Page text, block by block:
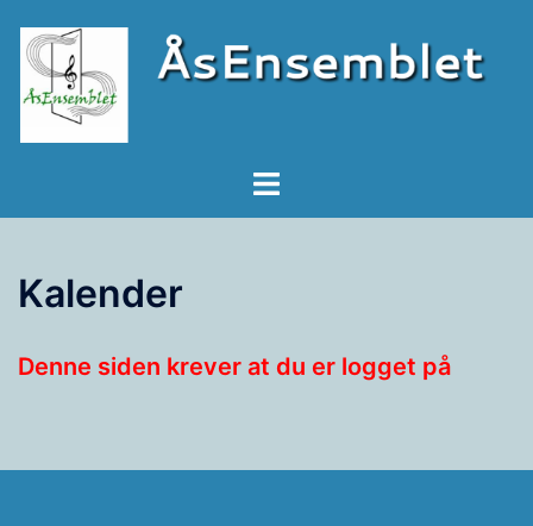
Kalender
Denne siden krever at du er logget på